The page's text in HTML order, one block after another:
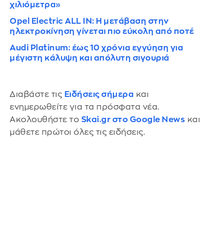
χιλιόμετρα»
Opel Electric ALL IN: Η μετάβαση στην
ηλεκτροκίνηση γίνεται πιο εύκολη από ποτέ
Audi Platinum: έως 10 χρόνια εγγύηση για
μέγιστη κάλυψη και απόλυτη σιγουριά
Διαβάστε τις Ειδήσεις σήμερα και
ενημερωθείτε για τα πρόσφατα νέα.
Ακολουθήστε το Skai.gr στο Google News και
μάθετε πρώτοι όλες τις ειδήσεις.